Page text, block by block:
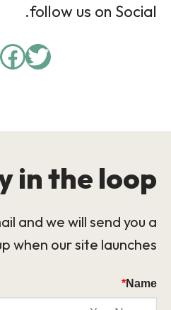
follow us on Social.
in the loop!
and we will send you a
when our site launches.
Name
*